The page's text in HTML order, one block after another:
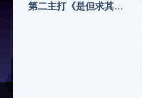
第二主打《是但求其